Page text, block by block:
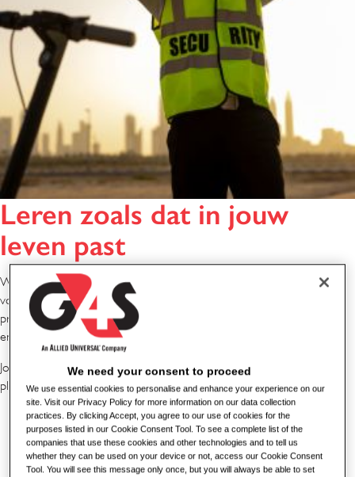
Leren zoals dat in jouw
leven past
We streven ernaar een leeromgeving te creëren die toegankelijk is
voor iedereen. Of je nu een nieuwe collega bent of een ervaren
professional, je vindt hier middelen die aansluiten bij jouw behoeften
en leerstijl.
Jouw leeromgeving: Duik in 'MyLearning', ons uitgebreide online
platform met meer dan 5000 bronnen, waaronder:
E-books en podcasts om onderweg te leren.
Interactieve cursussen voor nieuwe ervaringen.
Virtuele live-klaslokalen voor leren in real-time.
We need your consent to proceed
We use essential cookies to personalise and enhance your experience on our
site. Visit our Privacy Policy for more information on our data collection
practices. By clicking Accept, you agree to our use of cookies for the
purposes listed in our Cookie Consent Tool. To see a complete list of the
companies that use these cookies and other technologies and to tell us
whether they can be used on your device or not, access our Cookie Consent
Tool. You will see this message only once, but you will always be able to set